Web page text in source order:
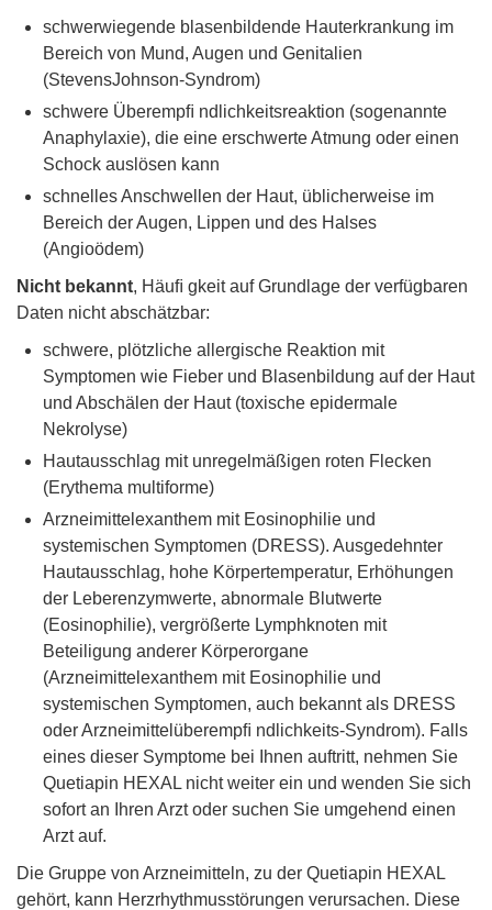
schwerwiegende blasenbildende Hauterkrankung im
Bereich von Mund, Augen und Genitalien
(StevensJohnson-Syndrom)
schwere Überempﬁ ndlichkeitsreaktion (sogenannte
Anaphylaxie), die eine erschwerte Atmung oder einen
Schock auslösen kann
schnelles Anschwellen der Haut, üblicherweise im
Bereich der Augen, Lippen und des Halses
(Angioödem)
Nicht bekannt, Häuﬁ gkeit auf Grundlage der verfügbaren
Daten nicht abschätzbar:
schwere, plötzliche allergische Reaktion mit
Symptomen wie Fieber und Blasenbildung auf der Haut
und Abschälen der Haut (toxische epidermale
Nekrolyse)
Hautausschlag mit unregelmäßigen roten Flecken
(Erythema multiforme)
Arzneimittelexanthem mit Eosinophilie und
systemischen Symptomen (DRESS). Ausgedehnter
Hautausschlag, hohe Körpertemperatur, Erhöhungen
der Leberenzymwerte, abnormale Blutwerte
(Eosinophilie), vergrößerte Lymphknoten mit
Beteiligung anderer Körperorgane
(Arzneimittelexanthem mit Eosinophilie und
systemischen Symptomen, auch bekannt als DRESS
oder Arzneimittelüberempﬁ ndlichkeits-Syndrom). Falls
eines dieser Symptome bei Ihnen auftritt, nehmen Sie
Quetiapin HEXAL nicht weiter ein und wenden Sie sich
sofort an Ihren Arzt oder suchen Sie umgehend einen
Arzt auf.
Die Gruppe von Arzneimitteln, zu der Quetiapin HEXAL
gehört, kann Herzrhythmusstörungen verursachen. Diese